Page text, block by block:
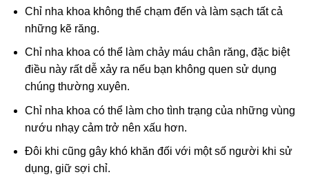
Chỉ nha khoa không thể chạm đến và làm sạch tất cả
những kẽ răng.
Chỉ nha khoa có thể làm chảy máu chân răng, đặc biệt
điều này rất dễ xảy ra nếu bạn không quen sử dụng
chúng thường xuyên.
Chỉ nha khoa có thể làm cho tình trạng của những vùng
nướu nhạy cảm trở nên xấu hơn.
Đôi khi cũng gây khó khăn đối với một số người khi sử
dụng, giữ sợi chỉ.